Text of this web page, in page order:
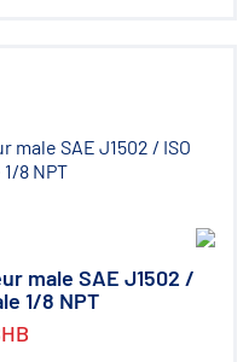
male SAE J1502 /
1/8 NPT